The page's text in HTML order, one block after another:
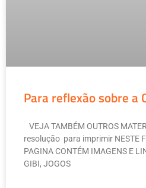
Para reflexão sobre a
VEJA TAMBÉM OUTROS
resolução para imprimir NESTE
PAGINA CONTÉM IMAGENS E
GIBI, JOGOS